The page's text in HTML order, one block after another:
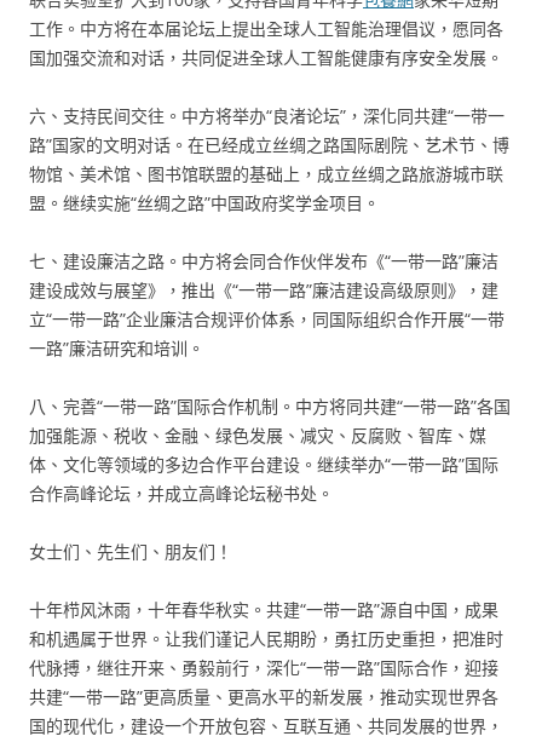
工作。中方将在本届论坛上提出全球人工智能治理倡议，愿同各
国加强交流和对话，共同促进全球人工智能健康有序安全发展。
六、支持民间交往。中方将举办“良渚论坛”，深化同共建“一带一
路”国家的文明对话。在已经成立丝绸之路国际剧院、艺术节、博
物馆、美术馆、图书馆联盟的基础上，成立丝绸之路旅游城市联
盟。继续实施“丝绸之路”中国政府奖学金项目。
七、建设廉洁之路。中方将会同合作伙伴发布《“一带一路”廉洁
建设成效与展望》，推出《“一带一路”廉洁建设高级原则》，建
立“一带一路”企业廉洁合规评价体系，同国际组织合作开展“一带
一路”廉洁研究和培训。
八、完善“一带一路”国际合作机制。中方将同共建“一带一路”各国
加强能源、税收、金融、绿色发展、减灾、反腐败、智库、媒
体、文化等领域的多边合作平台建设。继续举办“一带一路”国际
合作高峰论坛，并成立高峰论坛秘书处。
女士们、先生们、朋友们！
十年栉风沐雨，十年春华秋实。共建“一带一路”源自中国，成果
和机遇属于世界。让我们谨记人民期盼，勇扛历史重担，把准时
代脉搏，继往开来、勇毅前行，深化“一带一路”国际合作，迎接
共建“一带一路”更高质量、更高水平的新发展，推动实现世界各
国的现代化，建设一个开放包容、互联互通、共同发展的世界，